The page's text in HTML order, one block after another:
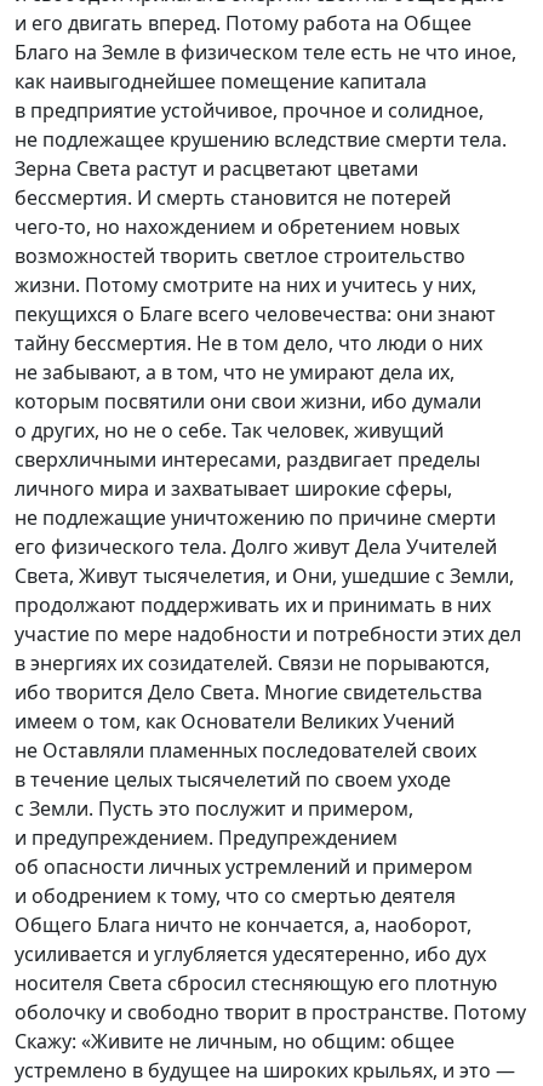
и его двигать вперед. Потому работа на Общее
Благо на Земле в физическом теле есть не что иное,
как наивыгоднейшее помещение капитала
в предприятие устойчивое, прочное и солидное,
не подлежащее крушению вследствие смерти тела.
Зерна Света растут и расцветают цветами
бессмертия. И смерть становится не потерей
чего-то, но нахождением и обретением новых
возможностей творить светлое строительство
жизни. Потому смотрите на них и учитесь у них,
пекущихся о Благе всего человечества: они знают
тайну бессмертия. Не в том дело, что люди о них
не забывают, а в том, что не умирают дела их,
которым посвятили они свои жизни, ибо думали
о других, но не о себе. Так человек, живущий
сверхличными интересами, раздвигает пределы
личного мира и захватывает широкие сферы,
не подлежащие уничтожению по причине смерти
его физического тела. Долго живут Дела Учителей
Света, Живут тысячелетия, и Они, ушедшие с Земли,
продолжают поддерживать их и принимать в них
участие по мере надобности и потребности этих дел
в энергиях их созидателей. Связи не порываются,
ибо творится Дело Света. Многие свидетельства
имеем о том, как Основатели Великих Учений
не Оставляли пламенных последователей своих
в течение целых тысячелетий по своем уходе
с Земли. Пусть это послужит и примером,
и предупреждением. Предупреждением
об опасности личных устремлений и примером
и ободрением к тому, что со смертью деятеля
Общего Блага ничто не кончается, а, наоборот,
усиливается и углубляется удесятеренно, ибо дух
носителя Света сбросил стесняющую его плотную
оболочку и свободно творит в пространстве. Потому
Скажу: «Живите не личным, но общим: общее
устремлено в будущее на широких крыльях, и это —